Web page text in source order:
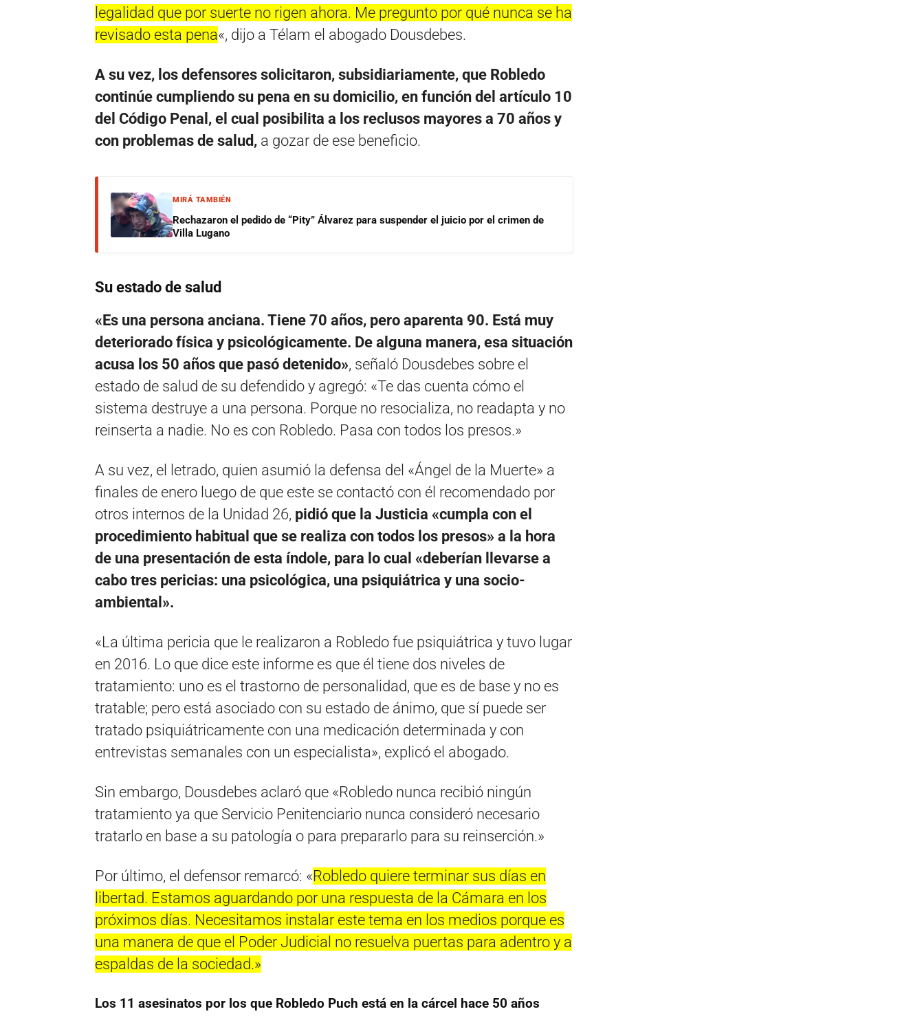
legalidad que por suerte no rigen ahora. Me pregunto por qué nunca se ha
revisado esta pena«, dijo a Télam el abogado Dousdebes.
A su vez, los defensores solicitaron, subsidiariamente, que Robledo
continúe cumpliendo su pena en su domicilio, en función del artículo 10
del Código Penal, el cual posibilita a los reclusos mayores a 70 años y
con problemas de salud, a gozar de ese beneficio.
MIRÁ TAMBIÉN
Rechazaron el pedido de “Pity” Álvarez para suspender el juicio por el crimen de
Villa Lugano
Su estado de salud
«Es una persona anciana. Tiene 70 años, pero aparenta 90. Está muy
deteriorado física y psicológicamente. De alguna manera, esa situación
acusa los 50 años que pasó detenido», señaló Dousdebes sobre el
estado de salud de su defendido y agregó: «Te das cuenta cómo el
sistema destruye a una persona. Porque no resocializa, no readapta y no
reinserta a nadie. No es con Robledo. Pasa con todos los presos.»
A su vez, el letrado, quien asumió la defensa del «Ángel de la Muerte» a
finales de enero luego de que este se contactó con él recomendado por
otros internos de la Unidad 26, pidió que la Justicia «cumpla con el
procedimiento habitual que se realiza con todos los presos» a la hora
de una presentación de esta índole, para lo cual «deberían llevarse a
cabo tres pericias: una psicológica, una psiquiátrica y una socio-
ambiental».
«La última pericia que le realizaron a Robledo fue psiquiátrica y tuvo lugar
en 2016. Lo que dice este informe es que él tiene dos niveles de
tratamiento: uno es el trastorno de personalidad, que es de base y no es
tratable; pero está asociado con su estado de ánimo, que sí puede ser
tratado psiquiátricamente con una medicación determinada y con
entrevistas semanales con un especialista», explicó el abogado.
Sin embargo, Dousdebes aclaró que «Robledo nunca recibió ningún
tratamiento ya que Servicio Penitenciario nunca consideró necesario
tratarlo en base a su patología o para prepararlo para su reinserción.»
Por último, el defensor remarcó: «Robledo quiere terminar sus días en
libertad. Estamos aguardando por una respuesta de la Cámara en los
próximos días. Necesitamos instalar este tema en los medios porque es
una manera de que el Poder Judicial no resuelva puertas para adentro y a
espaldas de la sociedad.»
Los 11 asesinatos por los que Robledo Puch está en la cárcel hace 50 años